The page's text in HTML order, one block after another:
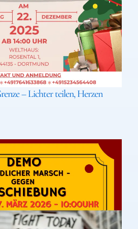
– Lichter teilen, Herzen